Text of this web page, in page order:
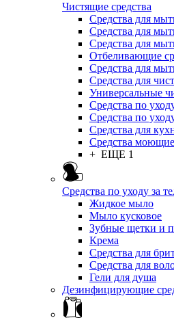
Чистящие средства
Средства для
Средства для
Средства для
Отбеливающие
Средства для
Средства для
Универсальные
Средства по
Средства по
Средства для
Средства моющие
+ ЕЩЕ 1
Средства по уходу за
Жидкое мыло
Мыло кусковое
Зубные щетки и
Крема
Средства для
Средства для
Гели для душа
Дезинфицирующие